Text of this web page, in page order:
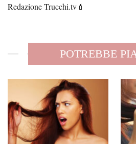
Redazione Trucchi.tv💄
POTREBBE